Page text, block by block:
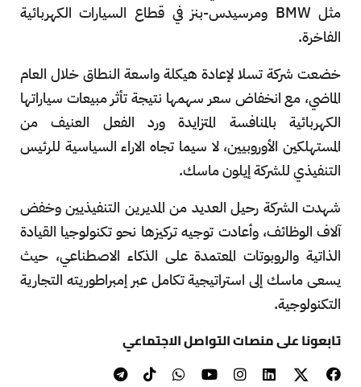
مثل BMW ومرسيدس-بنز في قطاع السيارات الكهربائية
الفاخرة.
خضعت شركة تسلا لإعادة هيكلة واسعة النطاق خلال العام
الماضي، مع انخفاض سعر سهمها نتيجة تأثر مبيعات سياراتها
الكهربائية بالمنافسة المتزايدة ورد الفعل العنيف من
المستهلكين الأوروبيين، لا سيما تجاه الاراء السياسية للرئيس
التنفيذي للشركة إيلون ماسك.
شهدت الشركة رحيل العديد من المديرين التنفيذيين وخفض
آلاف الوظائف، وأعادت توجيه تركيزها نحو تكنولوجيا القيادة
الذاتية والروبوتات المعتمدة على الذكاء الاصطناعي، حيث
يسعى ماسك إلى استراتيجية تكامل عبر إمبراطوريته التجارية
التكنولوجية.
تابعونا على منصات التواصل الاجتماعي